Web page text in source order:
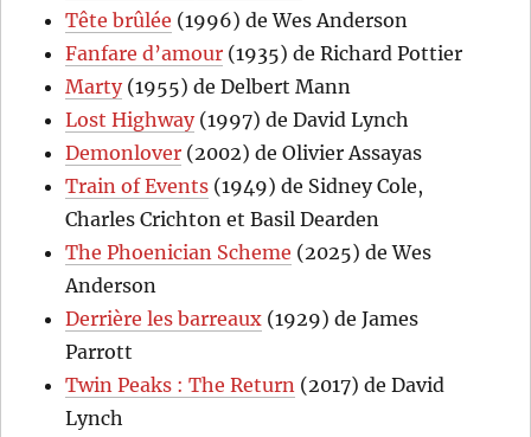
Tête brûlée (1996) de Wes Anderson
Fanfare d’amour (1935) de Richard Pottier
Marty(1955) de Delbert Mann
Lost Highway(1997) de David Lynch
Demonlover (2002) de Olivier Assayas
Train of Events (1949) de Sidney Cole,
Charles Crichton et Basil Dearden
The Phoenician Scheme (2025) de Wes
Anderson
Derrière les barreaux (1929) de James
Parrott
Twin Peaks : The Return (2017) de David
Lynch